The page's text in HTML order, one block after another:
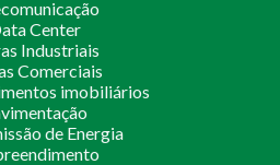
Center
Industriais
Comerciais
imobiliários
de Energia